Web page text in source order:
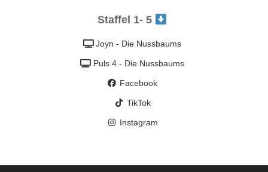
Staffel 1- 5
Joyn - Die Nussbaums
Puls 4 - Die Nussbaums
Facebook
TikTok
Instagram